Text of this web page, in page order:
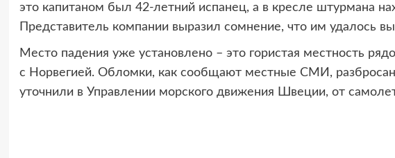
это капитаном был 42-летний испанец, а в кресле штурмана
Представитель компании выразил сомнение, что им удалось
Место падения уже установлено – это гористая местность
с Норвегией. Обломки, как сообщают местные СМИ,
уточнили в Управлении морского движения Швеции, от